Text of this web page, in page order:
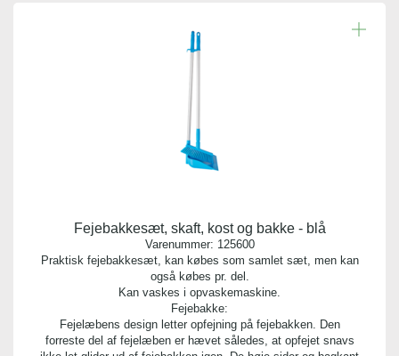
Antal pr. kolli:
0.570 gr
Antal pr. palle:
Indhold:
1 stk.
Bredde:
20,00 cm
Fejebakkesæt, skaft, kost og bakke - blå
Varenummer: 125600
Praktisk fejebakkesæt, kan købes som samlet sæt, men kan
også købes pr. del.
Kan vaskes i opvaskemaskine.
Fejebakke:
Fejelæbens design letter opfejning på fejebakken. Den
forreste del af fejelæben er hævet således, at opfejet snavs